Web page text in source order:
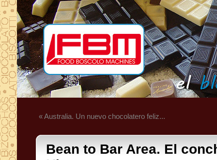
« Australia. Un nuevo chocolatero feliz...
Bean to Bar Area. El